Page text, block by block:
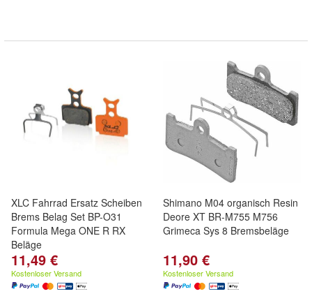
XLC Fahrrad Ersatz Scheiben
Brems Belag Set BP-O31
Formula Mega ONE R RX
Beläge
11,49 €
Kostenloser Versand
Shimano M04 organisch Resin
Deore XT BR-M755 M756
Grimeca Sys 8 Bremsbeläge
11,90 €
Kostenloser Versand